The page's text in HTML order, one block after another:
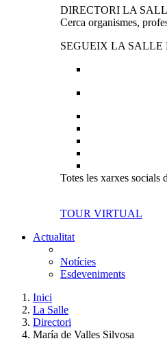
DIRECTORI LA
Cerca organismes,
SEGUEIX LA SALLE
Totes les xarxes socials
TOUR VIRTUAL
Actualitat
Notícies
Esdeveniments
Inici
La Salle
Directori
María de Valles Silvosa